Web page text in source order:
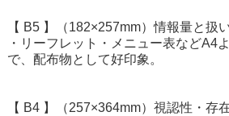
【 B5 】（182×257mm）情報量と扱
・リーフレット・メニュー表などA4
で、配布物として好印象。
【 B4 】（257×364mm）視認性・存